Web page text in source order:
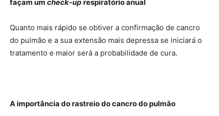
façam um check-up respiratório anual
Quanto mais rápido se obtiver a confirmação de cancro
do pulmão e a sua extensão mais depressa se iniciará o
tratamento e maior será a probabilidade de cura.
A importância do rastreio do cancro do pulmão